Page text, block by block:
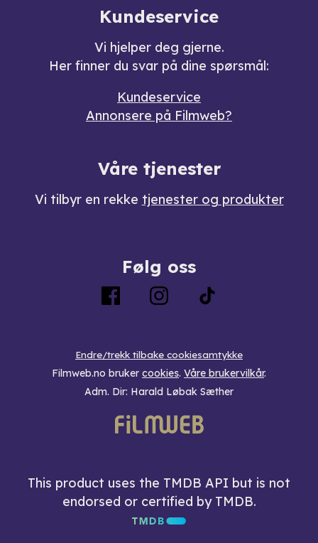
Kundeservice
Vi hjelper deg gjerne.
Her finner du svar på dine spørsmål:
Kundeservice
Annonsere på Filmweb?
Våre tjenester
Vi tilbyr en rekke tjenester og produkter
Følg oss
Endre/trekk tilbake cookiesamtykke
Filmweb.no bruker cookies. Våre brukervilkår.
Adm. Dir: Harald Løbak Sæther
This product uses the TMDB API but is not
endorsed or certified by TMDB.